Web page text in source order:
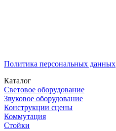
Политика персональных данных
Каталог
Световое оборудование
Звуковое оборудование
Конструкции сцены
Коммутация
Стойки